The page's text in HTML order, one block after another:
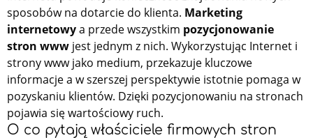
sposobów na dotarcie do klienta. Marketing
internetowya przede wszystkim pozycjonowanie
stron www jest jednym z nich. Wykorzystując Internet i
strony www jako medium, przekazuje kluczowe
informacje a w szerszej perspektywie istotnie pomaga w
pozyskaniu klientów. Dzięki pozycjonowaniu na stronach
pojawia się wartościowy ruch.
O co pytają właściciele firmowych stron